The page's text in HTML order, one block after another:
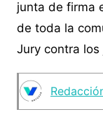
junta de firma
de toda la
Jury contra los